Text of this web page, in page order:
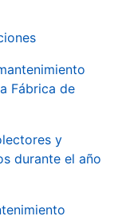
Fábrica de
y
durante el año